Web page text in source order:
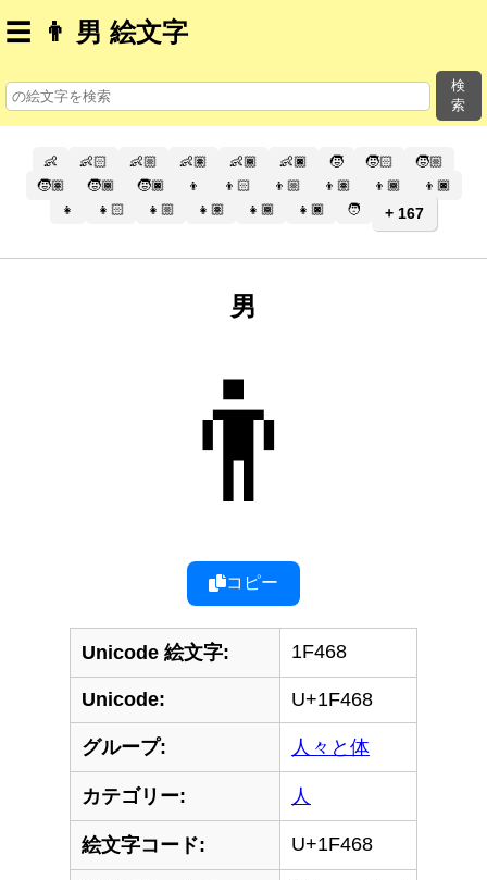
☰ 👨 男 絵文字
検
索
👶 👶🏻 👶🏼 👶🏽 👶🏾 👶🏿 🧒 🧒🏻
🧒🏼
🧒🏽
🧒🏾 🧒🏿 👦 👦🏻 👦🏼 👦🏽 👦🏾
👦🏿
👧
👧🏻 👧🏼 👧🏽 👧🏾 👧🏿 🧑 + 167
男
👨
コピー
Unicode 絵文字: 1F468
Unicode: U+1F468
グループ: 人々と体
カテゴリー: 人
絵文字コード: U+1F468